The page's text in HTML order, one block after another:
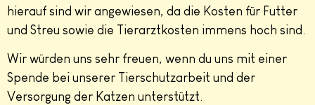
hierauf sind wir angewiesen, da die Kosten für Futter
und Streu sowie die Tierarztkosten immens hoch sind.
Wir würden uns sehr freuen, wenn du uns mit einer
Spende bei unserer Tierschutzarbeit und der
Versorgung der Katzen unterstützt.